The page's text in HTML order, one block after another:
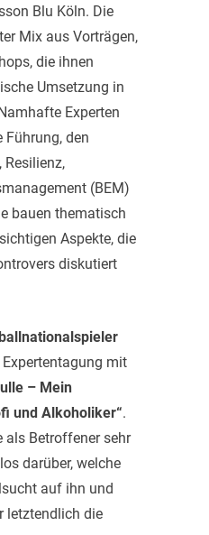
Blu Köln. Die
Mix aus Vorträgen,
die ihnen
Umsetzung in
Experten
Führung, den
Resilienz,
(BEM)
bauen thematisch
Aspekte, die
diskutiert
mit
– Mein
und Alkoholiker“.
als Betroffener sehr
darüber, welche
auf ihn und
letztendlich die